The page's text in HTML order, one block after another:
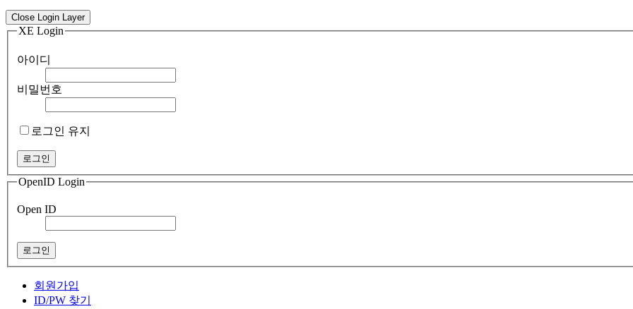
Close Login Layer
XE Login
아이디
비밀번호
로그인 유지
OpenID Login
Open ID
회원가입
ID/PW 찾기